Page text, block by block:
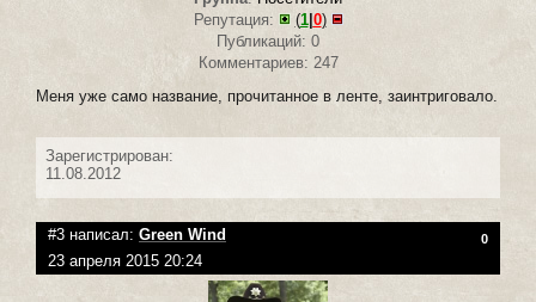
Репутация:
(1| 0)
Публикаций: 0
Комментариев: 247
Меня уже само название, прочитанное в ленте, заинтриговало.
Зарегистрирован:
11.08.2012
#3 написал: Green Wind 0
23 апреля 2015 20:24